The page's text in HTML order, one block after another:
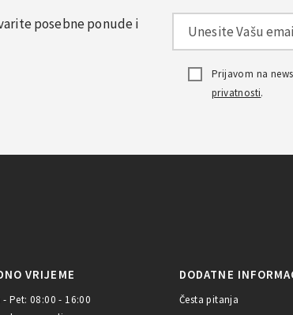
posebne ponude i
Prijavom na
privatnosti.
VRIJEME
- Pet: 08:00 - 16:00
DODATNE
Česta pitanja